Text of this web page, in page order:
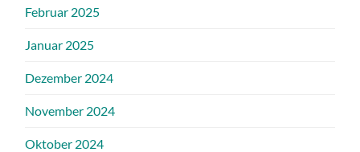
Februar 2025
Januar 2025
Dezember 2024
November 2024
Oktober 2024